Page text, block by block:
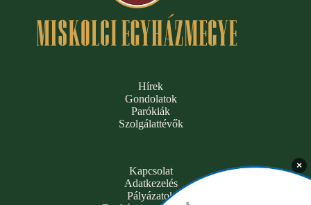
×
Hírek
Gondolatok
Parókiák
Szolgálattévők
Kapcsolat
Adatkezelés
Pályázatok